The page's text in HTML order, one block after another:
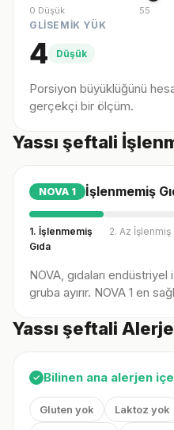
0 Düşük 55
GLİSEMİK YÜK
4 Düşük
Porsiyon büyüklüğünü
gerçekçi bir ölçüm.
Yassı şeftali
NOVA 1 İşlenmemiş
1. İşlenmemiş
Gıda
2. Az İşlenmiş
NOVA, gıdaları
gruba ayırır. NOVA 1 en
Yassı şeftali
✓ Bilinen ana alerjen
Gluten yok Laktoz yok